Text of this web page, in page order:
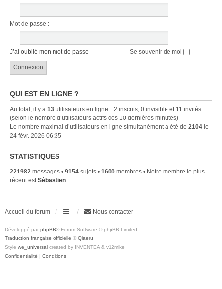
Mot de passe :
J’ai oublié mon mot de passe Se souvenir de moi
QUI EST EN LIGNE ?
Au total, il y a 13 utilisateurs en ligne :: 2 inscrits, 0 invisible et 11 invités
(selon le nombre d’utilisateurs actifs des 10 dernières minutes)
Le nombre maximal d’utilisateurs en ligne simultanément a été de 2104 le
24 févr. 2026 06:35
STATISTIQUES
221982 messages • 9154 sujets • 1600 membres • Notre membre le plus
récent estSébastien
Accueil du forum Nous contacter
Développé par phpBB® Forum Software © phpBB Limited
Traduction française officielle © Qiaeru
Style we_universal created by INVENTEA & v12mike
Confidentialité | Conditions